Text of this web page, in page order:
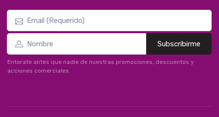
Subscribirme
Enterate antes que nadie de nuestras promociones, descuentos y
acciones comerciales.